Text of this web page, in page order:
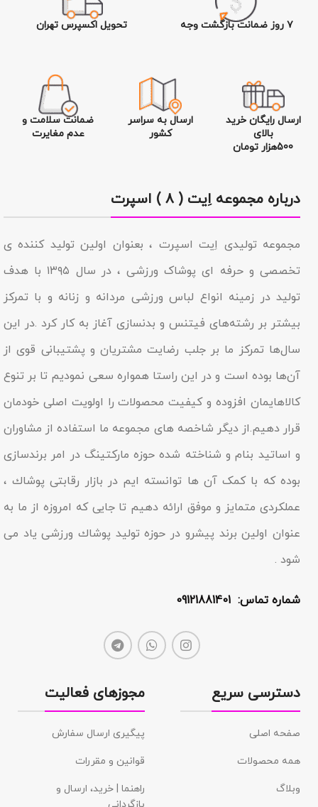
۷ روز ضمانت بازگشت وجه تحویل اکسپرس تهران
ارسال رایگان خرید
بالای
500هزار تومان
ارسال به سراسر
کشور
ضمانت سلامت و
عدم مغایرت
درباره مجموعه اِیت ( ۸ ) اسپرت
مجموعه تولیدى اِیت اسپرت ، بعنوان اولین تولید کننده ی
تخصصی و حرفه ای پوشاک ورزشی ، در سال ۱۳۹۵ با هدف
تولید در زمینه انواع لباس ورزشی مردانه و زنانه و با تمرکز
بیشتر بر رشته‌های فیتنس و بدنسازی آغاز به کار کرد .در این
سال‌ها تمرکز ما بر جلب رضایت مشتریان و پشتیبانی قوی از
آن‌ها بوده است و در این راستا همواره سعی نمودیم تا بر تنوع
کالاهایمان افزوده و کیفیت محصولات را اولویت اصلی خودمان
قرار دهیم.از دیگر شاخصه هاى مجموعه ما استفاده از مشاوران
و اساتید بنام و شناخته شده حوزه مارکتینگ در امر برندسازى
بوده که با کمک آن ها توانسته ایم در بازار رقابتى پوشاك ،
عملکردى متمایز و موفق ارائه دهیم تا جایى که امروزه از ما به
عنوان اولین برند پیشرو در حوزه تولید پوشاك ورزشی یاد مى
شود .
شماره تماس: 09121881401
دسترسی سریع
صفحه اصلی
همه محصولات
وبلاگ
مجوزهای فعالیت
پیگیری ارسال سفارش
قوانین و مقررات
راهنما | خرید، ارسال و